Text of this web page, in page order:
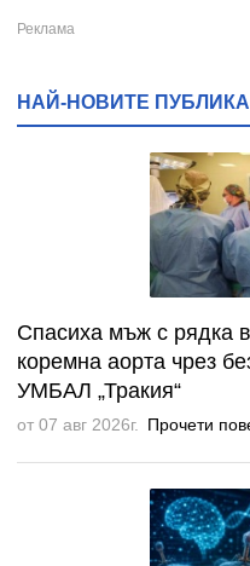
НАЙ-НОВИТЕ
Спасиха мъж с рядка
коремна аорта чрез
УМБАЛ „Тракия“
от 07 авг 2026г. Прочети